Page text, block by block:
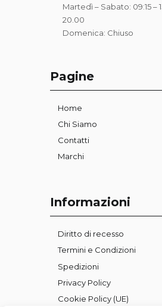
Martedì – Sabato: 09:15 –
20.00
Domenica: Chiuso
Pagine
Home
Chi Siamo
Contatti
Marchi
Informazioni
Diritto di recesso
Termini e Condizioni
Spedizioni
Privacy Policy
Cookie Policy (UE)